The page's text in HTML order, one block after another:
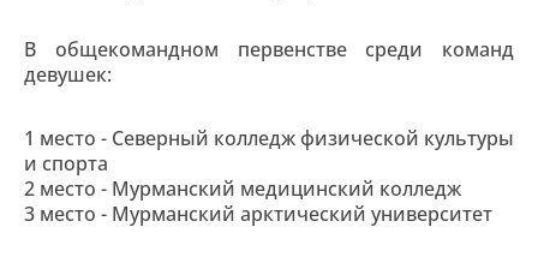
В общекомандном первенстве среди команд
девушек:
1 место - Северный колледж физической культуры
и спорта
2 место - Мурманский медицинский колледж
3 место - Мурманский арктический университет